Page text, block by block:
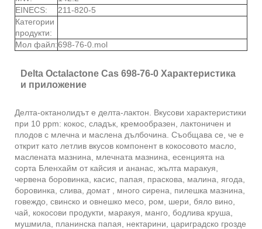
EINECS:
211-820-5
Категории
продукти:
Мол файл:698-76-0.mol
Delta Octalactone Cas 698-76-0 Характеристика
и приложение
Делта-октанолидът е делта-лактон. Вкусови характеристики
при 10 ppm: кокос, сладък, кремообразен, лактоничен и
плодов с млечна и маслена дълбочина. Съобщава се, че е
открит като летлив вкусов компонент в кокосовото масло,
маслената мазнина, млечната мазнина, есенцията на
сорта Бленхайм от кайсия и ананас, жълта маракуя,
червена боровинка, касис, папая, праскова, малина, ягода,
боровинка, слива, домат , много сирена, пилешка мазнина,
говеждо, свинско и овнешко месо, ром, шери, бяло вино,
чай, кокосови продукти, маракуя, манго, бодлива круша,
мушмила, планинска папая, нектарини, цариградско грозде